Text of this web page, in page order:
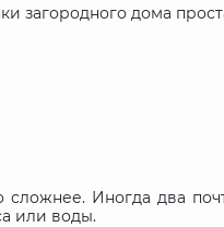
загородного дома
сложнее. Иногда два
или воды.